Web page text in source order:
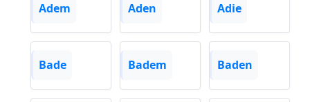
Adem Aden Adie
Bade Badem Baden